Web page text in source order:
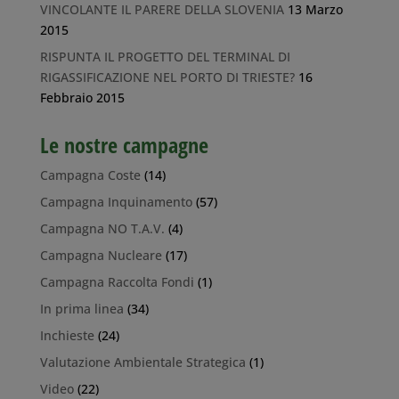
VINCOLANTE IL PARERE DELLA SLOVENIA 13 Marzo
2015
RISPUNTA IL PROGETTO DEL TERMINAL DI
RIGASSIFICAZIONE NEL PORTO DI TRIESTE? 16
Febbraio 2015
Le nostre campagne
Campagna Coste (14)
Campagna Inquinamento(57)
Campagna NO T.A.V. (4)
Campagna Nucleare (17)
Campagna Raccolta Fondi (1)
In prima linea (34)
Inchieste (24)
Valutazione Ambientale Strategica (1)
Video(22)